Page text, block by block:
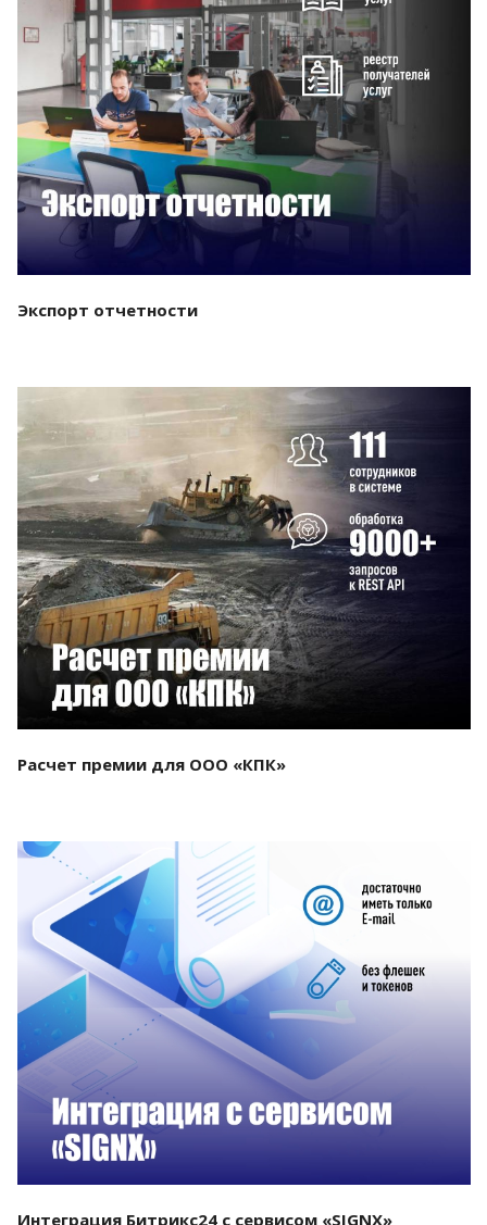
Смотреть проект
Экспорт отчетности
Смотреть проект
Расчет премии для ООО «КПК»
Смотреть проект
Интеграция Битрикс24 с сервисом «SIGNX»